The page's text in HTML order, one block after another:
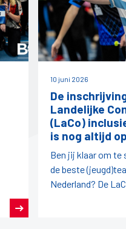
10 juni 2026
De
Landelijke
(LaCo)
is nog altijd
Ben jij klaar om te
de beste
Nederland? De
landelijke